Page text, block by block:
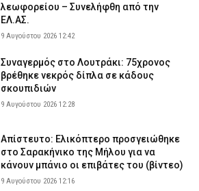
λεωφορείου – Συνελήφθη από την
ΕΛ.ΑΣ.
9 Αυγούστου 2026 12:42
Συναγερμός στο Λουτράκι: 75χρονος
βρέθηκε νεκρός δίπλα σε κάδους
σκουπιδιών
9 Αυγούστου 2026 12:28
Απίστευτο: Ελικόπτερο προσγειώθηκε
στο Σαρακήνικο της Μήλου για να
κάνουν μπάνιο οι επιβάτες του (βίντεο)
9 Αυγούστου 2026 12:16